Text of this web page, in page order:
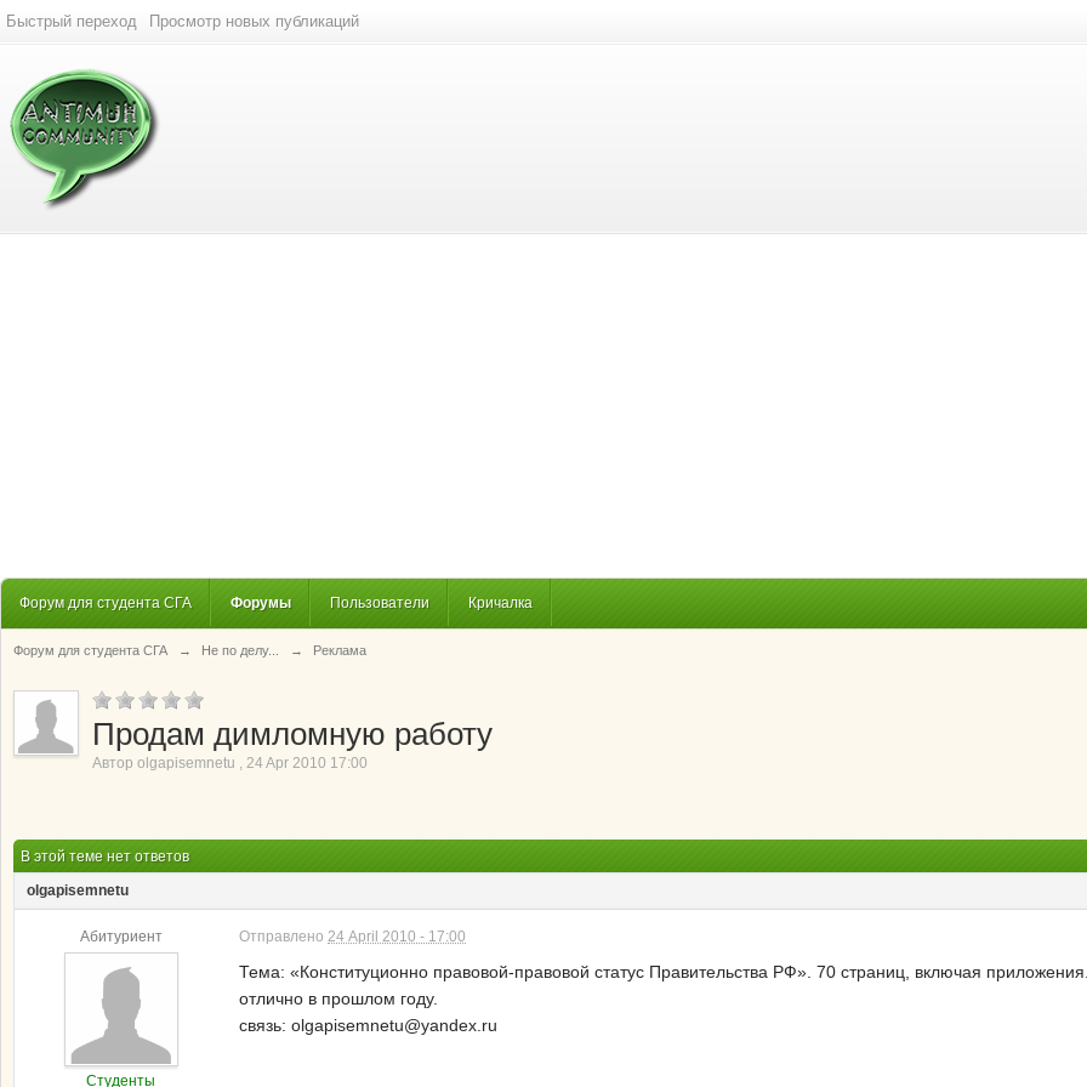
Быстрый переход Просмотр новых публикаций
Форум для студента СГА Форумы Пользователи Кричалка
Форум для студента СГА → Не по делу... → Реклама
Продам димломную работу
Автор olgapisemnetu , 24 Apr 2010 17:00
В этой теме нет ответов
olgapisemnetu
Абитуриент
Студенты
Отправлено 24 April 2010 - 17:00
Тема: «Конституционно правовой-правовой статус Правительства РФ». 70 страниц, включая
отлично в прошлом году.
связь: olgapisemnetu@yandex.ru